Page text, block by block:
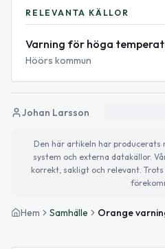
RELEVANTA KÄLLOR
Varning för höga
Höörs kommun
Johan Larsson
Den här artikeln har
system och externa datakällor.
korrekt, sakligt och relevant.
Hem Samhälle